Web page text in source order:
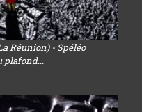
Réunion) - Spéléo
plafond...